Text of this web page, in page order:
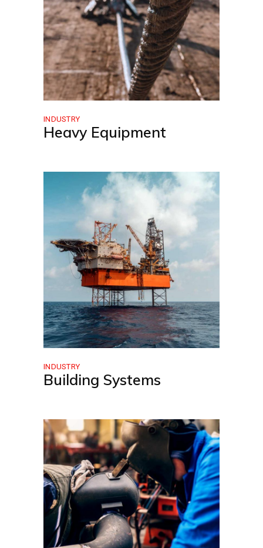
INDUSTRY
Heavy Equipment
INDUSTRY
Building Systems